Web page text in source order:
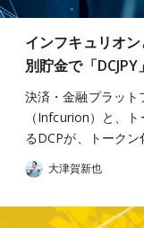
インフキュリオ
別貯金で「
決済・金融プラット
（Infcurion）と、
るDCPが、トーク
大津賀新也